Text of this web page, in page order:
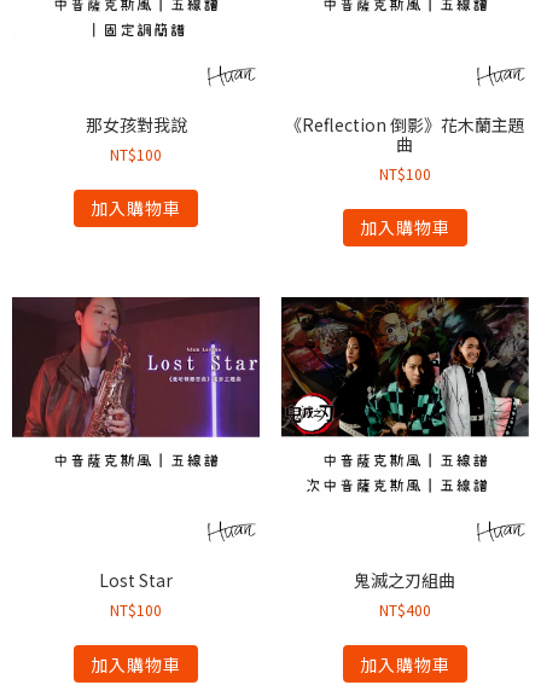
那女孩對我說
NT$100
加入購物車
《Reflection 倒影》花木蘭主題
曲
NT$100
加入購物車
Lost Star
NT$100
加入購物車
鬼滅之刃組曲
NT$400
加入購物車